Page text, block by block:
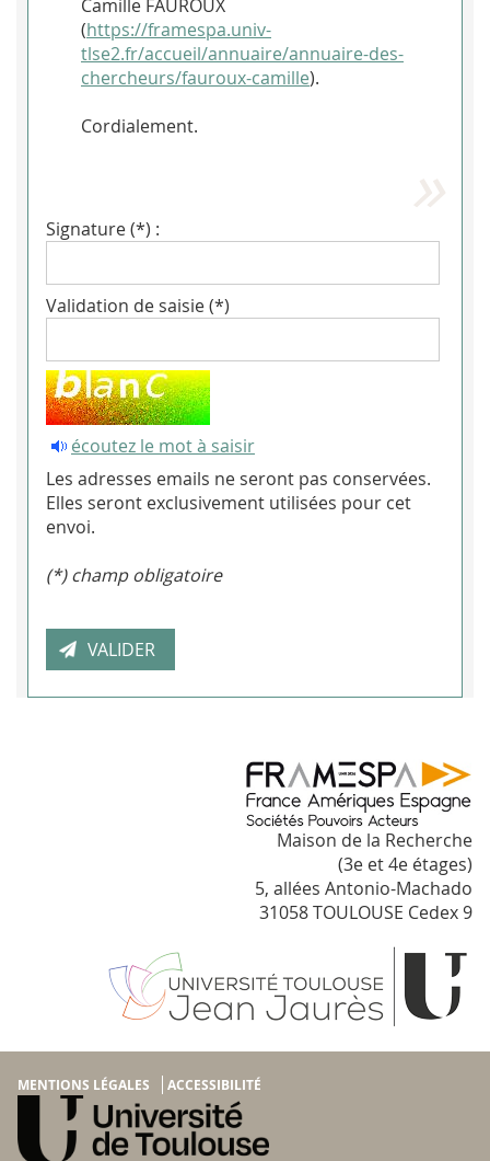
Camille FAUROUX
(https://framespa.univ-
tlse2.fr/accueil/annuaire/annuaire-des-
chercheurs/fauroux-camille).
Cordialement.
Signature (*) :
Validation de saisie (*)
écoutez le mot à saisir
Les adresses emails ne seront pas conservées.
Elles seront exclusivement utilisées pour cet
envoi.
(*) champ obligatoire
Maison de la Recherche
(3e et 4e étages)
5, allées Antonio-Machado
31058 TOULOUSE Cedex 9
MENTIONS LÉGALES ACCESSIBILITÉ